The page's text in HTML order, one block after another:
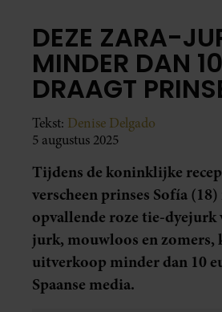
DEZE ZARA-
MINDER DAN
DRAAGT
Tekst: Denise Delgado
5 augustus 2025
Tijdens de koninklijke
verscheen prinses Sofía
opvallende roze tie-dyejurk
jurk, mouwloos en zomers,
uitverkoop minder dan 10
Spaanse media.